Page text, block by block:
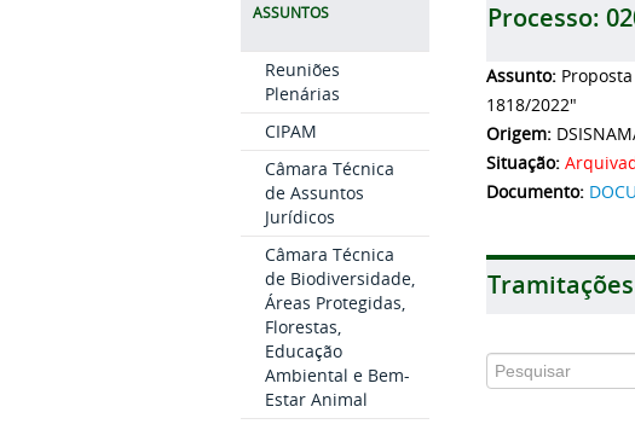
ASSUNTOS
Reuniões
Plenárias
CIPAM
Câmara Técnica
de Assuntos
Jurídicos
Câmara Técnica
de Biodiversidade,
Áreas Protegidas,
Florestas,
Educação
Ambiental e Bem-
Estar Animal
Processo:
Assunto:
1818/2022"
Origem:
Situação:
Documento:
Tramitações